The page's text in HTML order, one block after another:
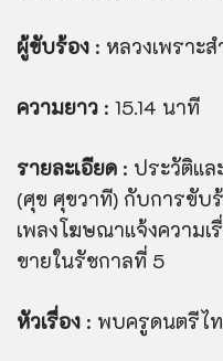
ผู้ขับร้อง : หลวงเพราะ
ความยาว : 15.14 นาที
รายละเอียด : ประวัติแล
(ศุข ศุขวาที) กับการขับ
เพลงโฆษณาแจ้งความเ
ขายในรัชกาลที่ 5
หัวเรื่อง : พบครูดนตรีไ